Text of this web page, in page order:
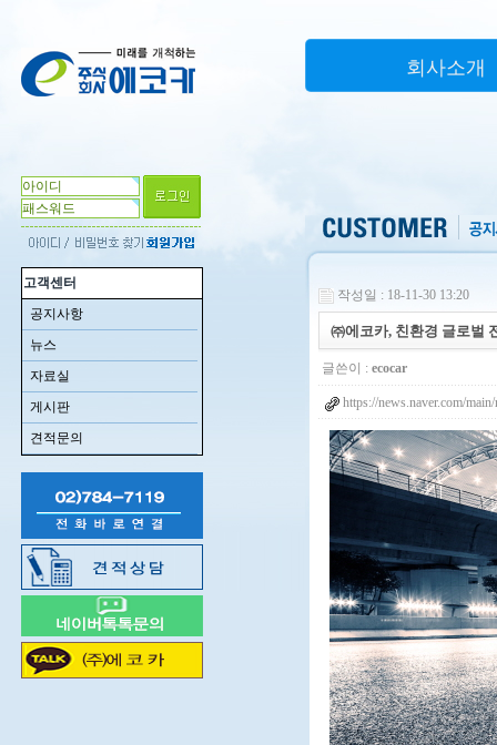
고객센터
공지사항
뉴스
자료실
게시판
견적문의
회사소개
작성일 : 18-11-30 13:20
㈜에코카, 친환경 글로벌
글쓴이 : ecocar
https://news.naver.com/